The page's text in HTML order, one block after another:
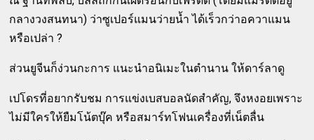
กลางวงสนทนา) ว่าซูเปอร์แมนว่ายน้ำ ได้เร็วกว่าอควาแมน
หรือเปล่า ?
ส่วนยูจีนก็ง่วนกะการ แนะนำอนิเมะในตำนาน ให้ดาร์ลาดู
เปโดรที่อยากรับชม การแข่งเบสบอลนัดสำคัญ, จึงหงอยเพราะ
ไม่มีใครให้ยืมโน้ตบุ๊ค หรือสมาร์ทโฟนเครื่องที่เน็ตลื่น